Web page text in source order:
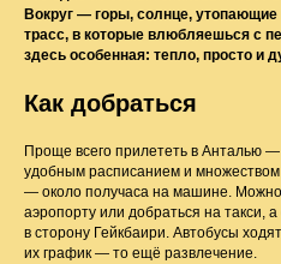
Вокруг — горы, солнце, утопающие
трасс, в которые влюбляешься с
здесь особенная: тепло, просто и
Как добраться
Проще всего прилететь в Анталью
удобным расписанием и множеством
— около получаса на машине.
аэропорту или добраться на такси,
в сторону Гейкбаири. Автобусы
их график — то ещё развлечение.